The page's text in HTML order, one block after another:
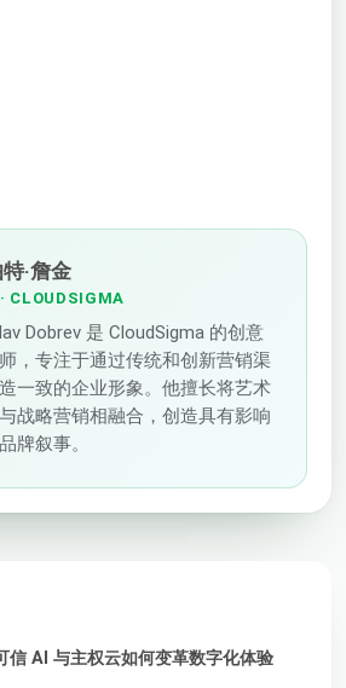
·詹金
· CLOUDSIGMA
Dobrev 是 CloudSigma 的创意
，专注于通过传统和创新营销渠
一致的企业形象。他擅长将艺术
战略营销相融合，创造具有影响
牌叙事。
信 AI 与主权云如何变革数字化体验